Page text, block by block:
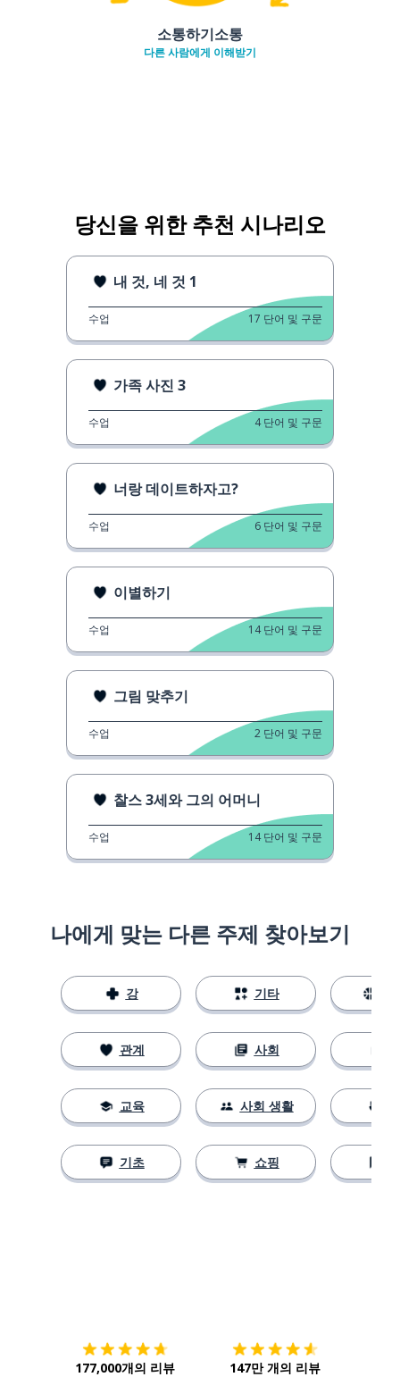
소통하기소통
다른 사람에게 이해받기
당신을 위한 추천 시나리오
내 것, 네 것 1
수업 17 단어 및 구문
가족 사진 3
수업 4 단어 및 구문
너랑 데이트하자고?
수업 6 단어 및 구문
이별하기
수업 14 단어 및 구문
그림 맞추기
수업 2 단어 및 구문
찰스 3세와 그의 어머니
수업 14 단어 및 구문
나에게 맞는 다른 주제 찾아보기
강
관계
교육
기초
기타
사회
사회 생활
쇼핑
177,000개의 리뷰 147만 개의 리뷰